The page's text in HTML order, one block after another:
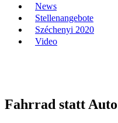
Fahrrad statt Auto
News
Stellenangebote
Széchenyi 2020
Video